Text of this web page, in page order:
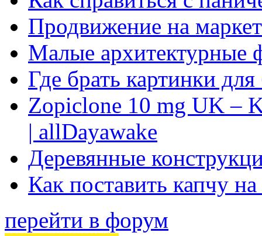
Продвижение на
Малые архитектурные
Где брать картинки
Zopiclone 10 mg UK –
| allDayawake
Деревянные
Как поставить капчу
перейти в форум